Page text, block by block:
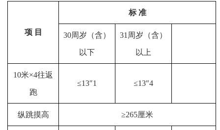
项 目
标 准
30周岁（含）
以下
31周岁（含）
以上
10米×4往返
跑
≤13″1 ≤13″4
纵跳摸高 ≥265厘米